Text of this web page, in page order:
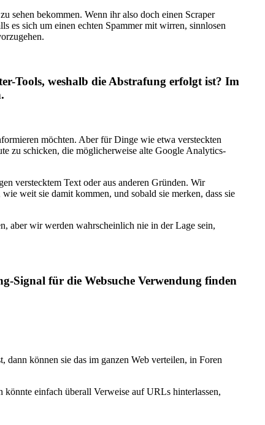
sehen bekommen. Wenn ihr also doch einen Scraper
es sich um einen echten Spammer mit wirren, sinnlosen
Tools, weshalb die Abstrafung erfolgt ist? Im
möchten. Aber für Dinge wie etwa versteckten
zu schicken, die möglicherweise alte Google Analytics-
verstecktem Text oder aus anderen Gründen. Wir
weit sie damit kommen, und sobald sie merken, dass sie
aber wir werden wahrscheinlich nie in der Lage sein,
Signal für die Websuche Verwendung finden
dann können sie das im ganzen Web verteilen, in Foren
einfach überall Verweise auf URLs hinterlassen,